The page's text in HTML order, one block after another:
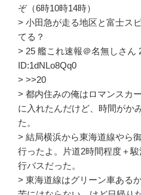
ぞ（6時10時14時）
> 小田急が走る地区と富士ス
てる？
> 25 艦これ速報＠名無しさん
ID:1dNLo8Qq0
> >>20
> 都内住みの俺はロマンスカ
に入れたんだけど、時間がか
た。
> 結局横浜から東海道線やら
行ったよ。片道2時間程度＋
行バスだった。
> 東海道線はグリーン車ある